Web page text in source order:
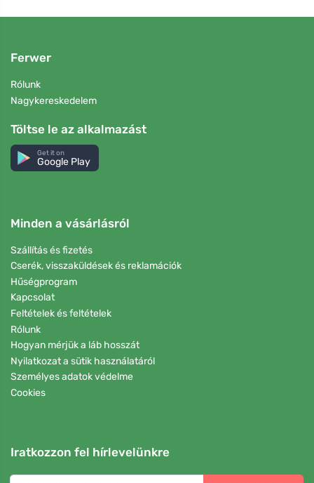
Ferwer
Rólunk
Nagykereskedelem
Töltse le az alkalmazást
Get it on
Google Play
Minden a vásárlásról
Szállítás és fizetés
Cserék, visszaküldések és reklamációk
Hűségprogram
Kapcsolat
Feltételek és feltételek
Rólunk
Hogyan mérjük a láb hosszát
Nyilatkozat a sütik használatáról
Személyes adatok védelme
Cookies
Iratkozzon fel hírlevelünkre